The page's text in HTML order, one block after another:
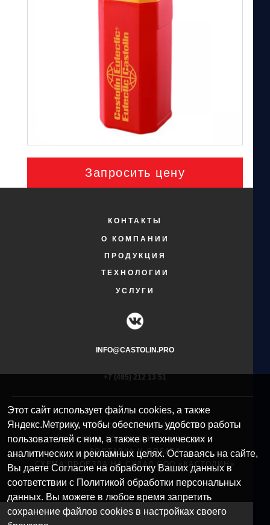
Запросить цену
КОНТАКТЫ
О КОМПАНИИ
ПРОДУКЦИЯ
ТЕХНОЛОГИИ
УСЛУГИ
INFO@CASTOLIN.PRO
+7 (495) 212 13 51​
© 2025 CASTOLIN EUTECTIC
ПОЛИТИКА КОНФИДЕНЦИАЛЬНОСТИ
ДОСТАВКА И ОПЛАТА
СХЕМА ПРОЕЗДА НА СКЛАД ООО «КАСТОЛИН»
Этот сайт использует файлы cookies, а также
Яндекс.Метрику, чтобы обеспечить удобство работы
пользователей с ним, а также в технических и
аналитических и рекламных целях. Оставаясь на сайте,
Вы даете Согласие на обработку Ваших данных в
соответствии с Политикой обработки персональных
данных. Вы можете в любое время запретить
сохранение файлов cookies в настройках своего